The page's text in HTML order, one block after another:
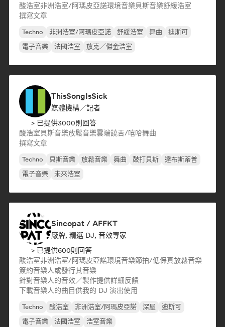
酸浩室非洲浩室/阿瑪皮亞諾環境音樂貝斯音樂舒緩浩室
撰寫文章
Techno 非洲浩室/阿瑪皮亞諾 舒緩浩室 舞曲
迪斯可
電子音樂
法國浩室 放克／傑金浩室
ThisSongIsSick
媒體機構／記者
> 已提供3000則回答
酸浩室貝斯音樂放鬆音樂雲端饒舌/嘻哈舞曲
撰寫文章
Techno 貝斯音樂 放鬆音樂 舞曲 鼓打貝斯
達布斯蒂普
電子音樂
未來浩室
Sincopat / AFFKT
廠牌, 精選 DJ, 音效專家
> 已提供600則回答
酸浩室非洲浩室/阿瑪皮亞諾環境音樂節拍/低保真放鬆音樂
簽約音樂人或發行其音樂
針對音樂人的音效／製作提供詳細反饋
下載音樂人的曲目供我的 DJ 演出使用
Techno 酸浩室 非洲浩室/阿瑪皮亞諾 深屋
迪斯可
電子音樂
法國浩室 浩室音樂